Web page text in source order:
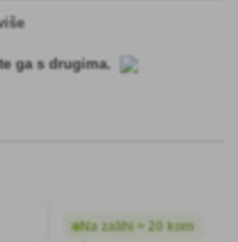
ga s drugima.
Na zalihi > 20 kom